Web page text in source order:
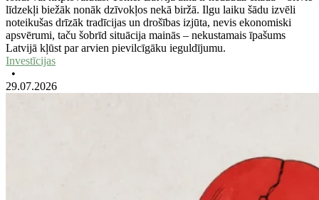
līdzekļi biežāk nonāk dzīvokļos nekā biržā. Ilgu laiku šādu izvēli
noteikušas drīzāk tradīcijas un drošības izjūta, nevis ekonomiski
apsvērumi, taču šobrīd situācija mainās – nekustamais īpašums
Latvijā kļūst par arvien pievilcīgāku ieguldījumu.
Investīcijas
•
29.07.2026